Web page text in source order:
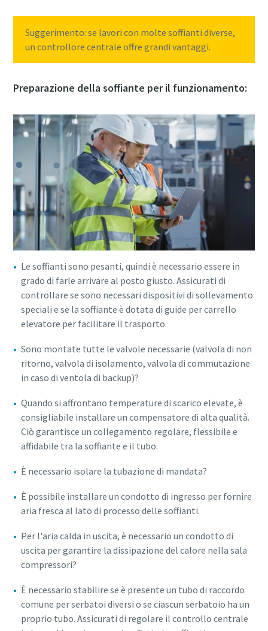
ecologica ed efficiente
Riduzione delle emissioni di carbonio per una produzione
ecologica: tutto quello che c'è da sapere
Per saperne di più
Tutto ciò che devi sapere sul tuo processo di
trasporto pneumatico
più efficiente.
Per saperne di più
Suggerimento: se lavori con molte soffianti diverse,
un controllore centrale offre grandi vantaggi.
Preparazione della soffiante per il funzionamento:
Le soffianti sono pesanti, quindi è necessario essere in
grado di farle arrivare al posto giusto. Assicurati di
controllare se sono necessari dispositivi di sollevamento
speciali e se la soffiante è dotata di guide per carrello
elevatore per facilitare il trasporto.
Sono montate tutte le valvole necessarie (valvola di non
ritorno, valvola di isolamento, valvola di commutazione
in caso di ventola di backup)?
Quando si affrontano temperature di scarico elevate, è
consigliabile installare un compensatore di alta qualità.
Ciò garantisce un collegamento regolare, flessibile e
affidabile tra la soffiante e il tubo.
È necessario isolare la tubazione di mandata?
È possibile installare un condotto di ingresso per fornire
aria fresca al lato di processo delle soffianti.
Per l'aria calda in uscita, è necessario un condotto di
uscita per garantire la dissipazione del calore nella sala
compressori?
È necessario stabilire se è presente un tubo di raccordo
comune per serbatoi diversi o se ciascun serbatoio ha un
proprio tubo. Assicurati di regolare il controllo centrale